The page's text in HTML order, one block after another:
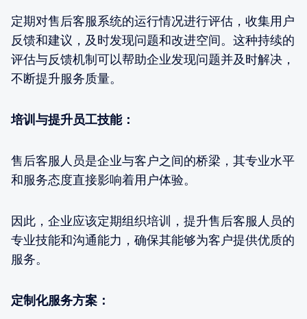
定期对售后客服系统的运行情况进行评估，收集用户
反馈和建议，及时发现问题和改进空间。这种持续的
评估与反馈机制可以帮助企业发现问题并及时解决，
不断提升服务质量。
培训与提升员工技能：
售后客服人员是企业与客户之间的桥梁，其专业水平
和服务态度直接影响着用户体验。
因此，企业应该定期组织培训，提升售后客服人员的
专业技能和沟通能力，确保其能够为客户提供优质的
服务。
定制化服务方案：